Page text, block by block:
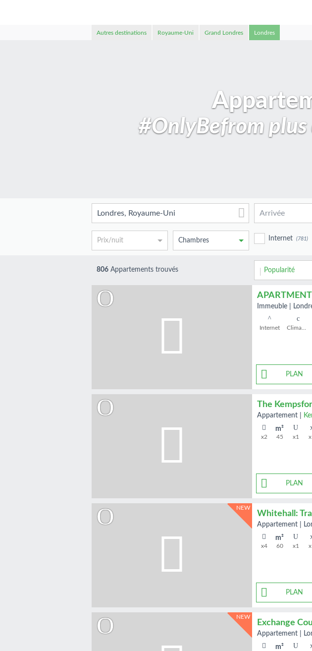
Autres destinations Royaume-Uni Grand Londres Londres
#OnlyBefrom
Prix/nuit Chambres Internet (781)
806Appartements trouvés Popularité
immeuble
Internet
PLAN
The
appartement
x2
m²
45 x1
PLAN
NEW
Whitehall:
appartement
x4
m²
60 x1
PLAN
NEW
Exchange
appartement
m²